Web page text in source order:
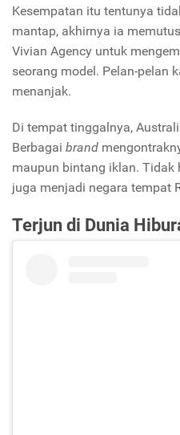
Kesempatan itu tentunya
mantap, akhirnya ia
Vivian Agency untuk
seorang model. Pelan-pelan
menanjak.
Di tempat tinggalnya,
Berbagai brand
maupun bintang iklan. Tidak
juga menjadi negara tempat
Terjun di Dunia